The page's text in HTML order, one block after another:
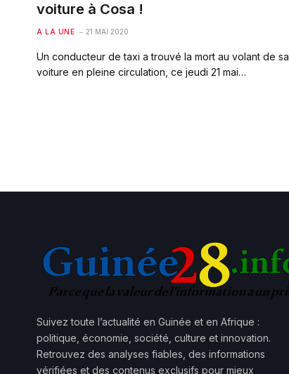
voiture à Cosa !
A LA UNE 21 MAI 2020
Un conducteur de taxi a trouvé la mort au volant de sa
voiture en pleine circulation, ce jeudi 21 mai…
Suivez toute l’actualité en Guinée et en Afrique :
politique, économie, société, culture et innovation.
Retrouvez des analyses fiables, des informations
vérifiées et des contenus exclusifs pour mieux